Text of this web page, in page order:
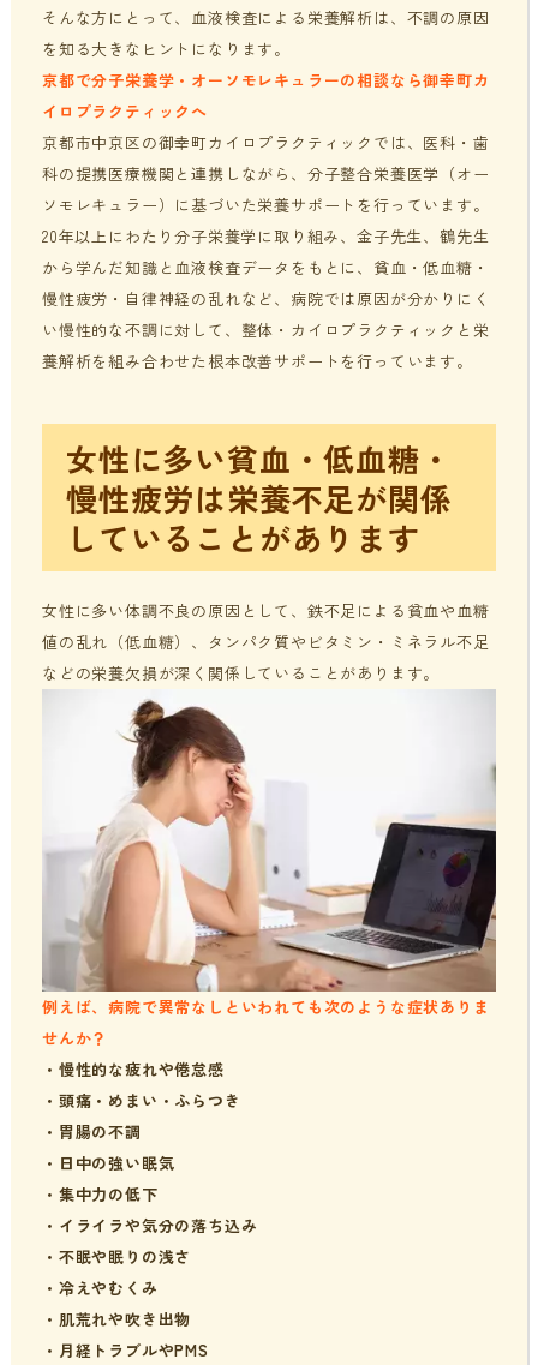
そんな方にとって、血液検査による栄養解析は、不調の原因
を知る大きなヒントになります。
京都で分子栄養学・オーソモレキュラーの相談なら御幸町カ
イロプラクティックへ
京都市中京区の御幸町カイロプラクティックでは、医科・歯
科の提携医療機関と連携しながら、分子整合栄養医学（オー
ソモレキュラー）に基づいた栄養サポートを行っています。
20年以上にわたり分子栄養学に取り組み、金子先生、鶴先生
から学んだ知識と血液検査データをもとに、貧血・低血糖・
慢性疲労・自律神経の乱れなど、病院では原因が分かりにく
い慢性的な不調に対して、整体・カイロプラクティックと栄
養解析を組み合わせた根本改善サポートを行っています。
女性に多い貧血・低血糖・
慢性疲労は栄養不足が関係
していることがあります
女性に多い体調不良の原因として、鉄不足による貧血や血糖
値の乱れ（低血糖）、タンパク質やビタミン・ミネラル不足
などの栄養欠損が深く関係していることがあります。
例えば、病院で異常なしといわれても次のような症状ありま
せんか？
・慢性的な疲れや倦怠感
・頭痛・めまい・ふらつき
・胃腸の不調
・日中の強い眠気
・集中力の低下
・イライラや気分の落ち込み
・不眠や眠りの浅さ
・冷えやむくみ
・肌荒れや吹き出物
・月経トラブルやPMS